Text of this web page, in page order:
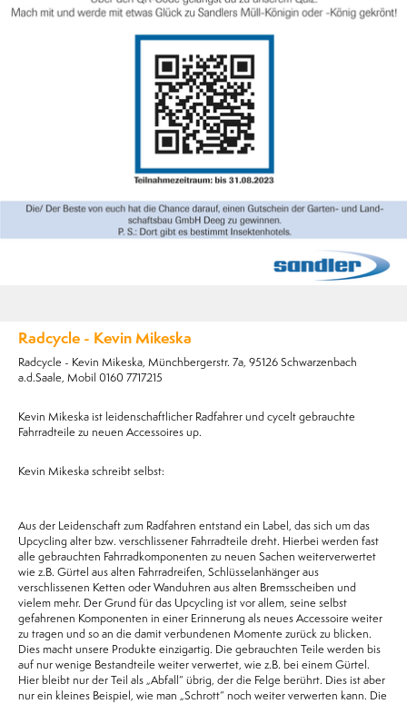
Radcycle - Kevin Mikeska
Radcycle - Kevin Mikeska, Münchbergerstr. 7a, 95126 Schwarzenbach
a.d.Saale, Mobil 0160 7717215
Kevin Mikeska ist leidenschaftlicher Radfahrer und cycelt gebrauchte
Fahrradteile zu neuen Accessoires up.
Kevin Mikeska schreibt selbst:
Aus der Leidenschaft zum Radfahren entstand ein Label, das sich um das
Upcycling alter bzw. verschlissener Fahrradteile dreht. Hierbei werden fast
alle gebrauchten Fahrradkomponenten zu neuen Sachen weiterverwertet
wie z.B. Gürtel aus alten Fahrradreifen, Schlüsselanhänger aus
verschlissenen Ketten oder Wanduhren aus alten Bremsscheiben und
vielem mehr. Der Grund für das Upcycling ist vor allem, seine selbst
gefahrenen Komponenten in einer Erinnerung als neues Accessoire weiter
zu tragen und so an die damit verbundenen Momente zurück zu blicken.
Dies macht unsere Produkte einzigartig. Die gebrauchten Teile werden bis
auf nur wenige Bestandteile weiter verwertet, wie z.B. bei einem Gürtel.
Hier bleibt nur der Teil als „Abfall“ übrig, der die Felge berührt. Dies ist aber
nur ein kleines Beispiel, wie man „Schrott“ noch weiter verwerten kann. Die